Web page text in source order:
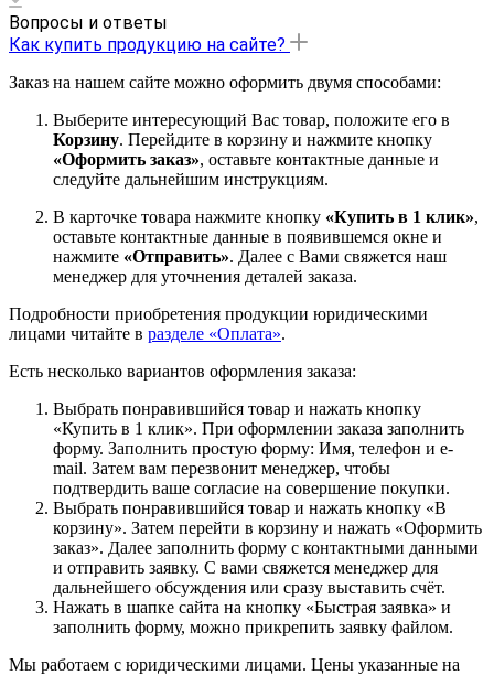
Вопросы и ответы
Как купить продукцию на сайте?
Заказ на нашем сайте можно оформить двумя способами:
Выберите интересующий Вас товар, положите его в
Корзину. Перейдите в корзину и нажмите кнопку
«Оформить заказ», оставьте контактные данные и
следуйте дальнейшим инструкциям.
В карточке товара нажмите кнопку «Купить в 1 клик»,
оставьте контактные данные в появившемся окне и
нажмите «Отправить». Далее с Вами свяжется наш
менеджер для уточнения деталей заказа.
Подробности приобретения продукции юридическими
лицами читайте в разделе «Оплата».
Есть несколько вариантов оформления заказа:
Выбрать понравившийся товар и нажать кнопку
«Купить в 1 клик». При оформлении заказа заполнить
форму. Заполнить простую форму: Имя, телефон и e-
mail. Затем вам перезвонит менеджер, чтобы
подтвердить ваше согласие на совершение покупки.
Выбрать понравившийся товар и нажать кнопку «В
корзину». Затем перейти в корзину и нажать «Оформить
заказ». Далее заполнить форму с контактными данными
и отправить заявку. С вами свяжется менеджер для
дальнейшего обсуждения или сразу выставить счёт.
Нажать в шапке сайта на кнопку «Быстрая заявка» и
заполнить форму, можно прикрепить заявку файлом.
Мы работаем с юридическими лицами. Цены указанные на